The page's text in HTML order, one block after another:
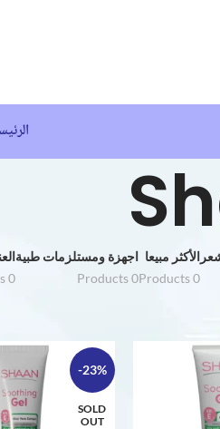
الأكثر مبيعا
0 Products
اجهزة ومستلزمات طبية
0 Products
0 Products
-23%
SOLD
OUT